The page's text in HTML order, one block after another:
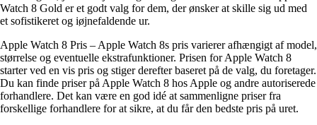
Watch 8 Gold er et godt valg for dem, der ønsker at skille sig ud med
et sofistikeret og iøjnefaldende ur.
Apple Watch 8 Pris – Apple Watch 8s pris varierer afhængigt af model,
størrelse og eventuelle ekstrafunktioner. Prisen for Apple Watch 8
starter ved en vis pris og stiger derefter baseret på de valg, du foretager.
Du kan finde priser på Apple Watch 8 hos Apple og andre autoriserede
forhandlere. Det kan være en god idé at sammenligne priser fra
forskellige forhandlere for at sikre, at du får den bedste pris på uret.